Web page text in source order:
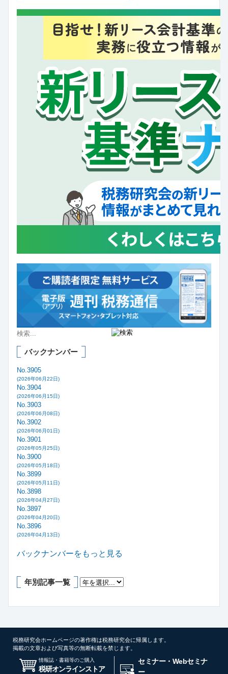
バックナンバー
No.3905
(2026年06月22日)
No.3904
(2026年06月15日)
No.3903
(2026年06月08日)
No.3902
(2026年06月01日)
No.3901
(2026年05月25日)
No.3900
(2026年05月18日)
No.3899
(2026年05月11日)
No.3898
(2026年04月27日)
No.3897
(2026年04月20日)
No.3896
(2026年04月13日)
バックナンバーをもっと見る
年別記事一覧
税務研究会ホームページの著作権は税務研究会に帰属します。
掲載の文章および写真等の無断転載を禁じます。
情報誌・書籍等のご購入
税研オンラインストア
セミナー・Webセミナ
ー